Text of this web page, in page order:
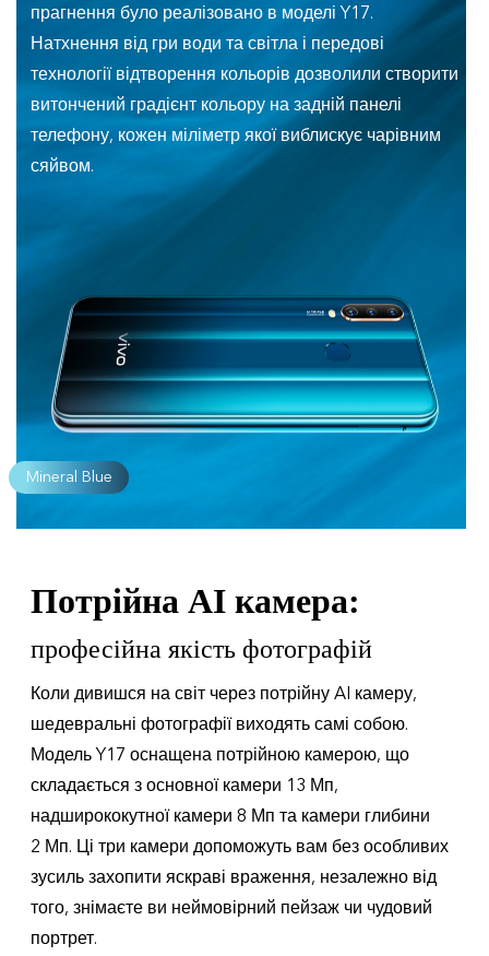
прагнення було реалізовано в моделі Y17.
Натхнення від гри води та світла і передові
технології відтворення кольорів дозволили створити
витончений градієнт кольору на задній панелі
телефону, кожен міліметр якої виблискує чарівним
сяйвом.
Mineral Blue
Потрійна AI камера:
професійна якість фотографій
Коли дивишся на світ через потрійну AI камеру,
шедевральні фотографії виходять самі собою.
Модель Y17 оснащена потрійною камерою, що
складається з основної камери 13 Мп,
надширококутної камери 8 Мп та камери глибини
2 Мп. Ці три камери допоможуть вам без особливих
зусиль захопити яскраві враження, незалежно від
того, знімаєте ви неймовірний пейзаж чи чудовий
портрет.